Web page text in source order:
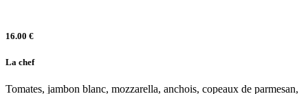
16.00 €
La chef
Tomates, jambon blanc, mozzarella, anchois, copeaux de parmesan,